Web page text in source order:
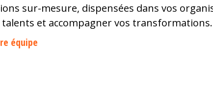
sur-mesure, dispensées dans vos
et accompagner vos transformations.
équipe